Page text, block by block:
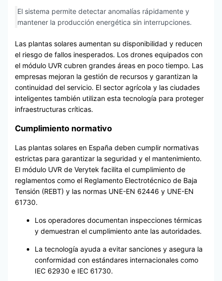
El sistema permite detectar anomalías rápidamente y
mantener la producción energética sin interrupciones.
Las plantas solares aumentan su disponibilidad y reducen
el riesgo de fallos inesperados. Los drones equipados con
el módulo UVR cubren grandes áreas en poco tiempo. Las
empresas mejoran la gestión de recursos y garantizan la
continuidad del servicio. El sector agrícola y las ciudades
inteligentes también utilizan esta tecnología para proteger
infraestructuras críticas.
Cumplimiento normativo
Las plantas solares en España deben cumplir normativas
estrictas para garantizar la seguridad y el mantenimiento.
El módulo UVR de Verytek facilita el cumplimiento de
reglamentos como el Reglamento Electrotécnico de Baja
Tensión (REBT) y las normas UNE-EN 62446 y UNE-EN
61730.
Los operadores documentan inspecciones térmicas
y demuestran el cumplimiento ante las autoridades.
La tecnología ayuda a evitar sanciones y asegura la
conformidad con estándares internacionales como
IEC 62930 e IEC 61730.